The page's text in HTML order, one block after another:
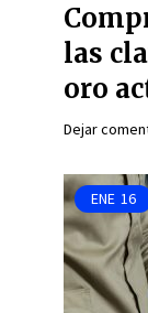
las
oro
Dejar
ENE 16